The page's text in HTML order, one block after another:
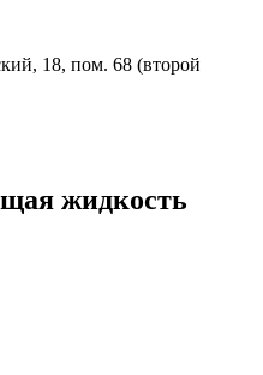
18, пом. 68 (второй
жидкость